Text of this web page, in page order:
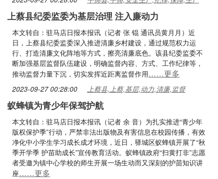
上蔡县纪委监委为基层治理 注入廉动力
本文转自：驻马店日报本报讯（记者 张 锟 通讯员黄月月）近
日，上蔡县纪委监委深入推进清廉乡村建设，通过规范权力运
行、打造清廉文化阵地等方式，擦亮清廉底色。该县纪委监委不
断加强基层监督队伍建设，明确监督内容、方式、工作纪律等，
推动监督力量下沉，切实发挥近距离监督作用……更多
2023-09-27 00:28:00 上蔡县,上蔡,基层,动力,清廉,监督
蚁蜂镇为青少年保驾护航
本文转自：驻马店日报本报讯（记者 余 音）为扎实推进“青少年
版权保护季”行动，严禁非法出版物及有害信息在校园传播，有效
净化中小学生学习成长成才环境，近日，驿城区蚁蜂镇开展了“秋
季开学季 护苗助成长”宣传教育活动。蚁蜂镇政府“扫黄打非”志愿
者受邀为镇中心学校的师生开展一场生动而又深刻的护苗知识讲
座……更多